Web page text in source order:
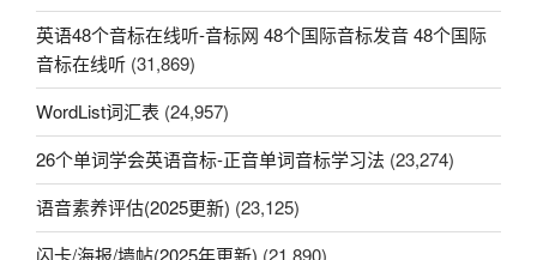
英语48个音标在线听-音标网 48个国际音标发音 48个国际
音标在线听 (31,869)
WordList词汇表 (24,957)
26个单词学会英语音标-正音单词音标学习法 (23,274)
语音素养评估(2025更新) (23,125)
闪卡/海报/墙帖(2025年更新) (21,890)